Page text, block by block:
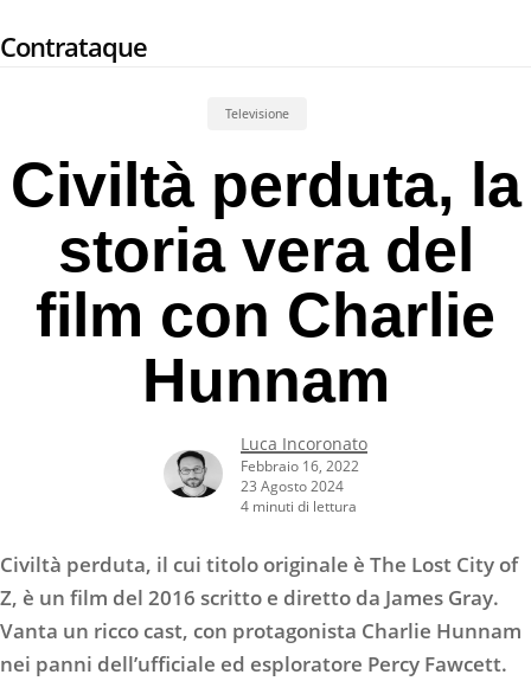
to
Contrataque
Televisione
Civiltà perduta, la
storia vera del
film con Charlie
Hunnam
Luca Incoronato
Febbraio 16, 2022
23 Agosto 2024
4 minuti di lettura
Civiltà perduta, il cui titolo originale è The Lost City of
Z, è un film del 2016 scritto e diretto da James Gray.
Vanta un ricco cast, con protagonista Charlie Hunnam
nei panni dell’ufficiale ed esploratore Percy Fawcett.